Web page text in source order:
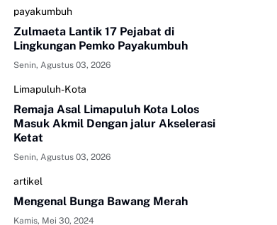
payakumbuh
Zulmaeta Lantik 17 Pejabat di
Lingkungan Pemko Payakumbuh
Senin, Agustus 03, 2026
Limapuluh-Kota
Remaja Asal Limapuluh Kota Lolos
Masuk Akmil Dengan jalur Akselerasi
Ketat
Senin, Agustus 03, 2026
artikel
Mengenal Bunga Bawang Merah
Kamis, Mei 30, 2024